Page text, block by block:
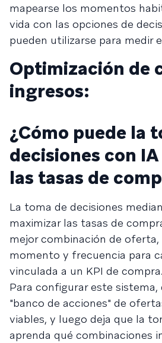
mapearse los momentos
vida con las opciones de
pueden utilizarse para medir
Optimización de
ingresos:
¿Cómo puede la
decisiones con
las tasas de
La toma de decisiones
maximizar las tasas de
mejor combinación de
momento y frecuencia para
vinculada a un KPI de compra.
Para configurar este sistema,
"banco de acciones" de
viables, y luego deja que la
aprenda qué combinaciones